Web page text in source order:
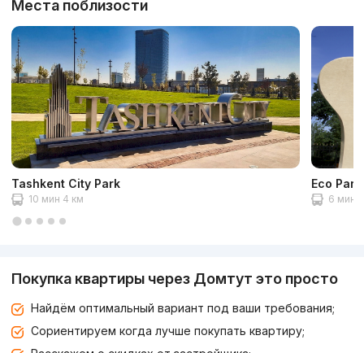
Места поблизости
Tashkent City Park
10 мин 4 км
Eco Park
6 мин
Покупка квартиры через Домтут это просто
Найдём оптимальный вариант под ваши требования;
Сориентируем когда лучше покупать квартиру;